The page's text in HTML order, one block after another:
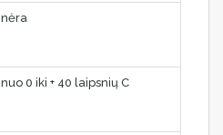
nėra
nuo 0 iki + 40 laipsnių C